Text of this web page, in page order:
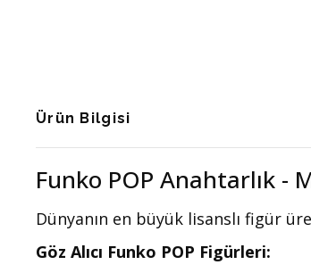
Ürün Bilgisi
Funko POP Anahtarlık -
Dünyanın en büyük lisanslı figür
Göz Alıcı Funko POP Figürleri: